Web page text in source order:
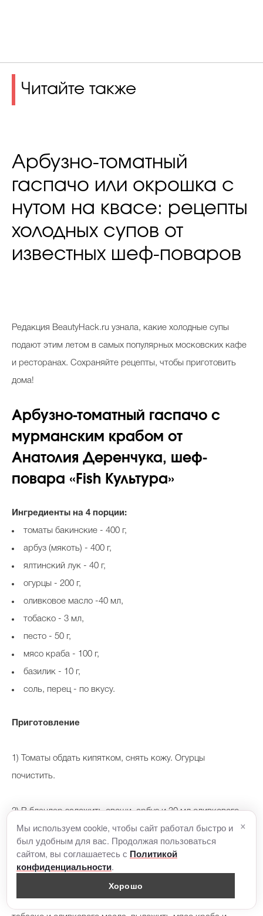
Читайте также
Арбузно-томатный
гаспачо или окрошка с
нутом на квасе: рецепты
холодных супов от
известных шеф-поваров
Редакция BeautyHack.ru узнала, какие холодные супы
подают этим летом в самых популярных московских кафе
и ресторанах. Сохраняйте рецепты, чтобы приготовить
дома!
Арбузно-томатный гаспачо с
мурманским крабом от
Анатолия Деренчука, шеф-
повара «Fish Культура»
Ингредиенты на 4 порции:
томаты бакинские - 400 г,
арбуз (мякоть) - 400 г,
ялтинский лук - 40 г,
огурцы - 200 г,
оливковое масло -40 мл,
тобаско - 3 мл,
песто - 50 г,
мясо краба - 100 г,
базилик - 10 г,
соль, перец - по вкусу.
Приготовление
1) Томаты обдать кипятком, снять кожу. Огурцы
почистить.
2) В блендер заложить овощи, арбуз и 30 мл оливкового
масла. Добавить соль и перец по вкусу, взбить до
однородного состояния, а затем поставить в холодильник
охлаждаться.
Подача:суп налить в тарелку, капнуть несколько капель
Мы используем cookie, чтобы сайт работал быстро и
был удобным для вас. Продолжая пользоваться
сайтом, вы соглашаетесь с Политикой
конфиденциальности.
Хорошо
×